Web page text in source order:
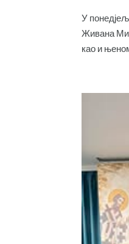
У
Живана
као и